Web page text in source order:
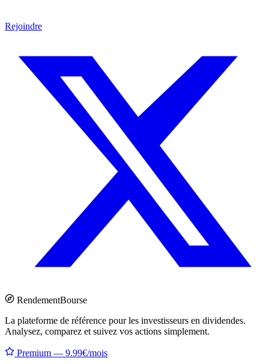
Rejoindre
RendementBourse
La plateforme de référence pour les investisseurs en dividendes.
Analysez, comparez et suivez vos actions simplement.
Premium — 9.99€/mois